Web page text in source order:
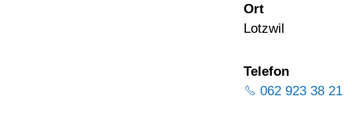
Ort
Lotzwil
Telefon
062 923 38 21